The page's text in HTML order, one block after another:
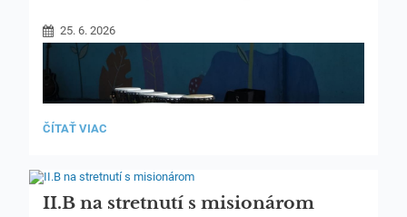
25. 6. 2026
LASALLIÁNSKY
ČÍTAŤ VIAC
II.B na stretnutí s misionárom